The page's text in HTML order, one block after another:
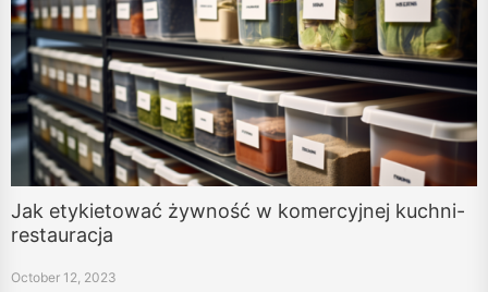
Jak etykietować żywność w komercyjnej kuchni-
restauracja
October 12, 2023